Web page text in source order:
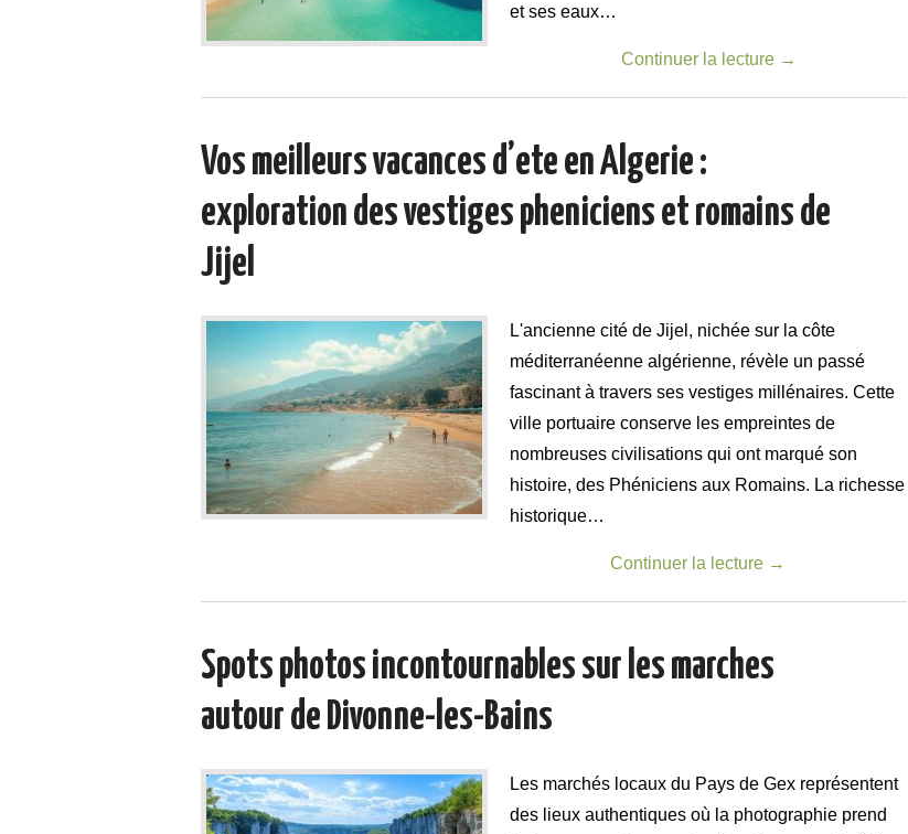
et ses eaux…
Continuer la lecture →
Vos meilleurs vacances d’ete en Algerie :
exploration des vestiges pheniciens et romains de
Jijel
L'ancienne cité de Jijel, nichée sur la côte
méditerranéenne algérienne, révèle un passé
fascinant à travers ses vestiges millénaires. Cette
ville portuaire conserve les empreintes de
nombreuses civilisations qui ont marqué son
histoire, des Phéniciens aux Romains. La richesse
historique…
Continuer la lecture →
Spots photos incontournables sur les marches
autour de Divonne-les-Bains
Les marchés locaux du Pays de Gex représentent
des lieux authentiques où la photographie prend